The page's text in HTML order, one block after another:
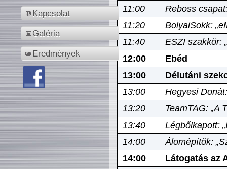
Kapcsolat
Galéria
Eredmények
11:00
Reboss
11:20
BolyaiSokk:
11:40
ESZI szakkör:
12:00
Ebéd
13:00
Délutáni
13:00
Hegyesi
13:20
TeamTAG: „A
13:40
Légbőlkapott:
14:00
Álomépítők:
14:00
Látogatás az